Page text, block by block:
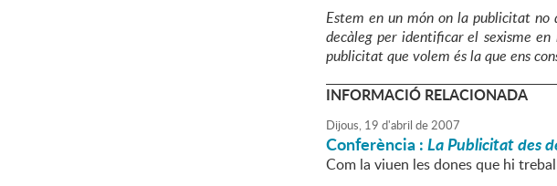
Estem en un món on la publicitat no
decàleg per identificar el sexisme
publicitat que volem és la que ens
INFORMACIÓ RELACIONADA
Dijous, 19 d'abril de2007
Conferència :La Publicitat des
Com la viuen les dones que hi